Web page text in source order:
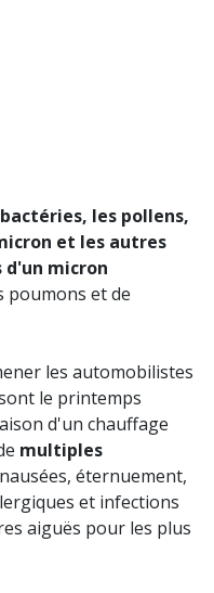
les pollens,
et les autres
d'un micron
poumons et de
les automobilistes
le printemps
d'un chauffage
multiples
éternuement,
et infections
aiguës pour les plus